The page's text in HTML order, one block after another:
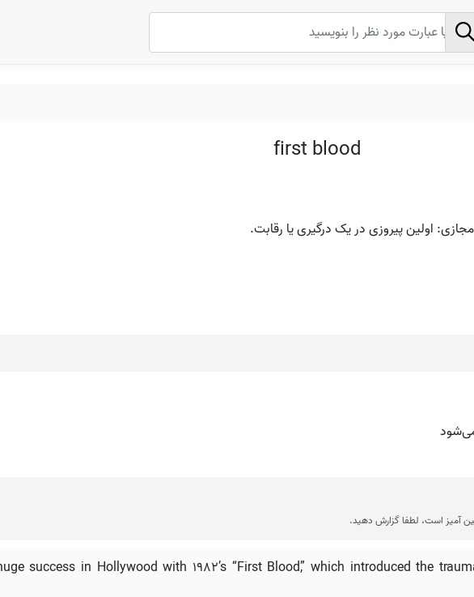
first blood
اولین پیروزی در یک درگیری یا رقابت.
آمیز است، لطفا گزارش دهید.
success in Hollywood with 1982’s “First Blood,” which introduced the